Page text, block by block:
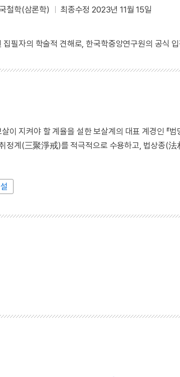
철학(삼론학) 최종수정 2023년 11월 15일
필자의 학술적 견해로, 한국학중앙연구원의 공식
지켜야 할 계율을 설한 보살계의 대표 계경인 『범
정계(三聚淨戒)를 적극적으로 수용하고, 법상종(法